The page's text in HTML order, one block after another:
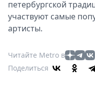
петербургской
участвуют самые
артисты.
Читайте Metro в
Поделиться